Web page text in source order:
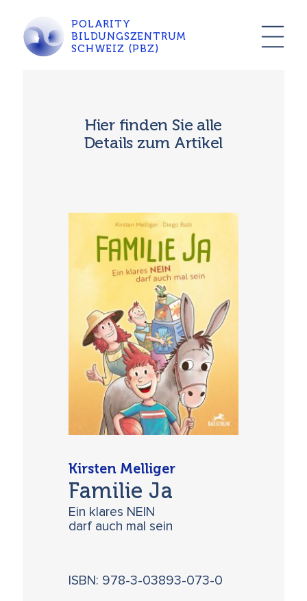
POLARITY
BILDUNGSZENTRUM
SCHWEIZ (PBZ)
Hier finden Sie alle
Details zum Artikel
Kirsten Melliger
Familie Ja
Ein klares NEIN
darf auch mal sein
ISBN: 978-3-03893-073-0